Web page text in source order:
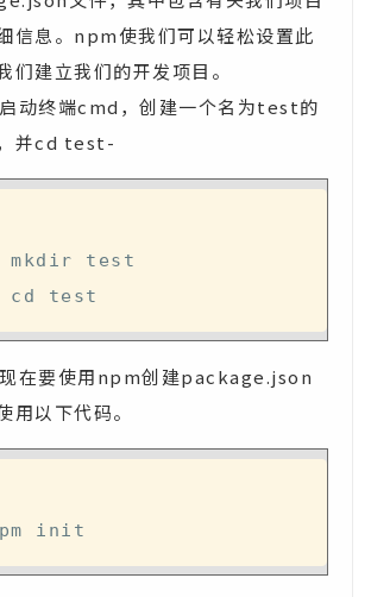
信息。npm使我们可以轻松设置此
们建立我们的开发项目。
动终端cmd，创建一个名为test的
并cd test-
mkdir test
在要使用npm创建package.json
用以下代码。